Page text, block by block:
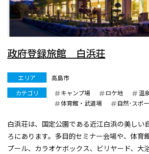
政府登録旅館 白浜荘
エリア
高島市
カテゴリ
キャンプ場 ロケ地
温
体育館・武道場
自然･スポ
白浜荘は、国定公園である近江白浜の美しい
ろにあります。多目的セミナー会場や、体育
プール、カラオケボックス、ビリヤード、大